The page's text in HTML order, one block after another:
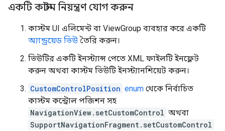
একটি কাস্টম নিয়ন্ত্রণ যোগ করুন
কাস্টম UI এলিমেন্ট বা ViewGroup ব্যবহার করে একটি
অ্যান্ড্রয়েড ভিউ তৈরি করুন।
ভিউটির একটি ইনস্ট্যান্স পেতে XML ফাইলটি ইনফ্লেট
করুন অথবা কাস্টম ভিউটি ইনস্ট্যানশিয়েট করুন।
CustomControlPosition enum থেকে নির্বাচিত
কাস্টম কন্ট্রোল পজিশন সহ
NavigationView.setCustomControl অথবা
SupportNavigationFragment.setCustomControl